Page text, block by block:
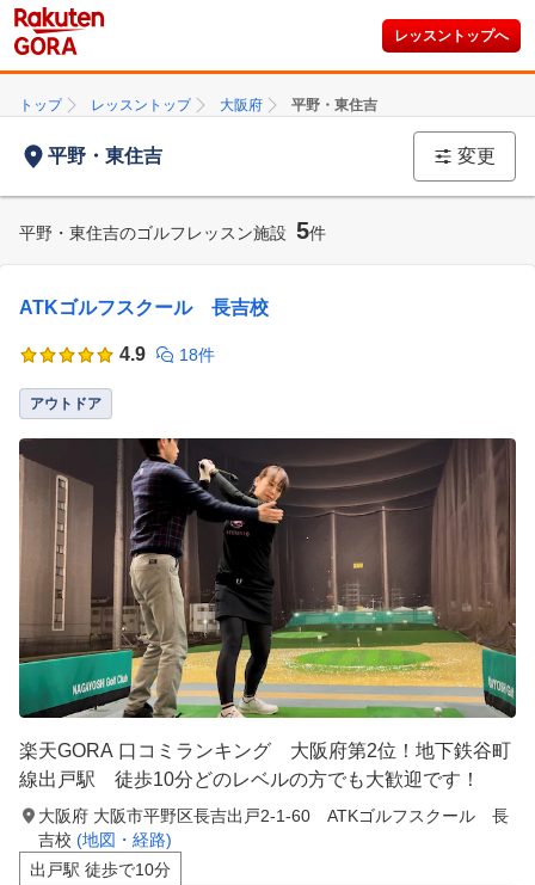
レッスントップへ
トップ レッスントップ 大阪府 平野・東住吉
平野・東住吉 変更
平野・東住吉のゴルフレッスン施設 5件
ATKゴルフスクール 長吉校
4.9 18件
アウトドア
楽天GORA 口コミランキング 大阪府第2位！地下鉄谷町
線出戸駅 徒歩10分どのレベルの方でも大歓迎です！
大阪府 大阪市平野区長吉出戸2-1-60 ATKゴルフスクール 長
吉校 (地図・経路)
出戸駅 徒歩で10分